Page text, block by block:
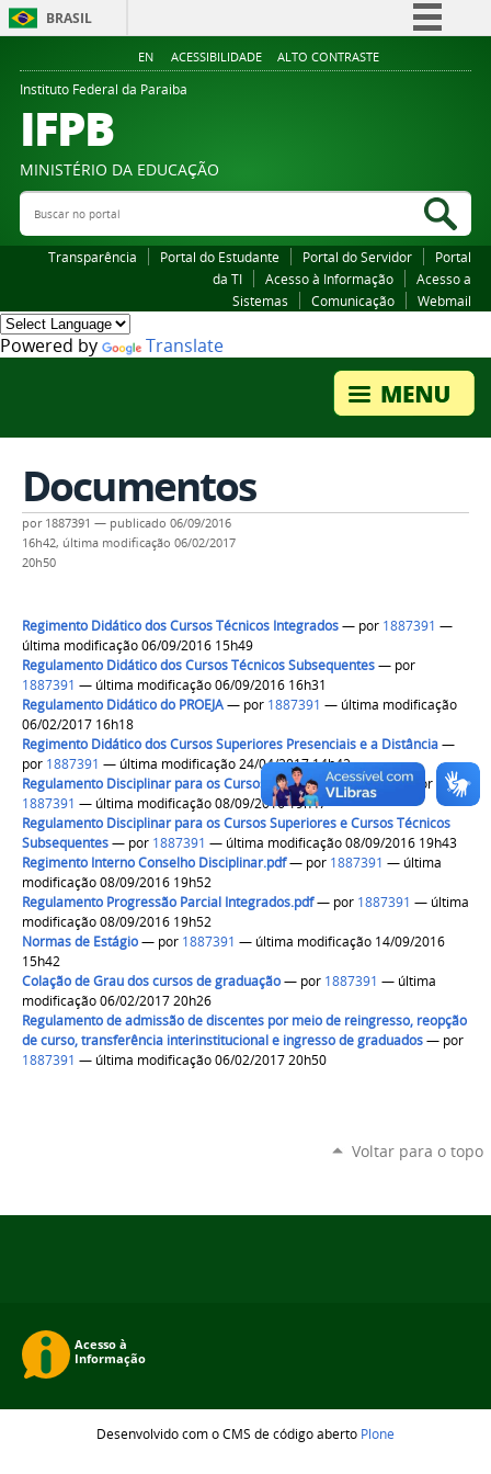
BRASIL
Simplifique!
Legislação
EN ACESSIBILIDADE ALTO CONTRASTE
Instituto Federal da Paraiba
IFPB
MINISTÉRIO DA EDUCAÇÃO
Buscar no portal
Transparência Portal do Estudante Portal do Servidor
Portal
da TI
Acesso à Informação
Acesso a
Sistemas
Comunicação Webmail
Powered by Translate
Documentos
por 1887391 — publicado 06/09/2016
16h42, última modificação 06/02/2017
20h50
Regimento Didático dos Cursos Técnicos Integrados— por 1887391 —
última modificação 06/09/2016 15h49
Regulamento Didático dos Cursos Técnicos Subsequentes— por
1887391 — última modificação 06/09/2016 16h31
Regulamento Didático do PROEJA— por 1887391 — última modificação
06/02/2017 16h18
Regimento Didático dos Cursos Superiores Presenciais e a Distância—
por 1887391 — última modificação 24/04/2017 14h42
Regulamento Disciplinar para os Cursos Técnicos Integrados—por
1887391 — última modificação 08/09/2016 19h47
Regulamento Disciplinar para os Cursos Superiores e Cursos Técnicos
Subsequentes— por 1887391 — última modificação 08/09/2016 19h43
Regimento Interno Conselho Disciplinar.pdf— por 1887391 — última
modificação 08/09/2016 19h52
Regulamento Progressão Parcial Integrados.pdf— por 1887391 — última
modificação 08/09/2016 19h52
Normas de Estágio— por 1887391 — última modificação 14/09/2016
15h42
Colação de Grau dos cursos de graduação— por 1887391 — última
modificação 06/02/2017 20h26
Regulamento de admissão de discentes por meio de reingresso, reopção
de curso, transferência interinstitucional e ingresso de graduados— por
1887391 — última modificação 06/02/2017 20h50
Voltar para o topo
Desenvolvido com o CMS de código aberto Plone